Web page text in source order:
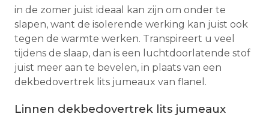
in de zomer juist ideaal kan zijn om onder te
slapen, want de isolerende werking kan juist ook
tegen de warmte werken. Transpireert u veel
tijdens de slaap, dan is een luchtdoorlatende stof
juist meer aan te bevelen, in plaats van een
dekbedovertrek lits jumeaux van flanel.
Linnen dekbedovertrek lits jumeaux